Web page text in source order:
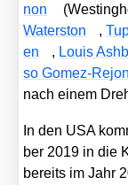
non
Water­s­ton
,
en
, Lou­is
so Gomez-Rejon
nach einem
In den USA
ber 2019 in die
bereits im Jahr